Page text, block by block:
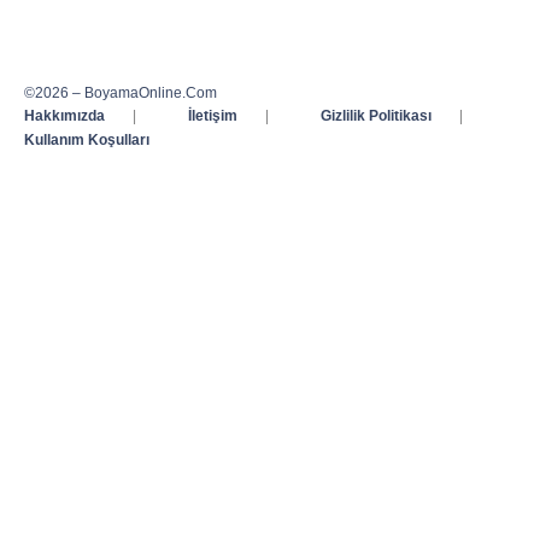
©2026 – BoyamaOnline.Com
Hakkımızda
| İletişim | Gizlilik Politikası
|
Kullanım Koşulları